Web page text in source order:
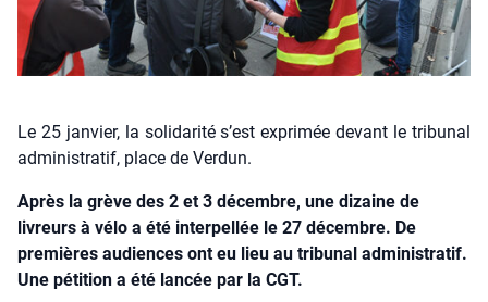
Le 25 janvier, la solidarité s’est exprimée devant le tribunal
administratif, place de Verdun.
Après la grève des 2 et 3 décembre, une dizaine de
livreurs à vélo a été interpellée le 27 décembre. De
premières audiences ont eu lieu au tribunal administratif.
Une pétition a été lancée par la CGT.